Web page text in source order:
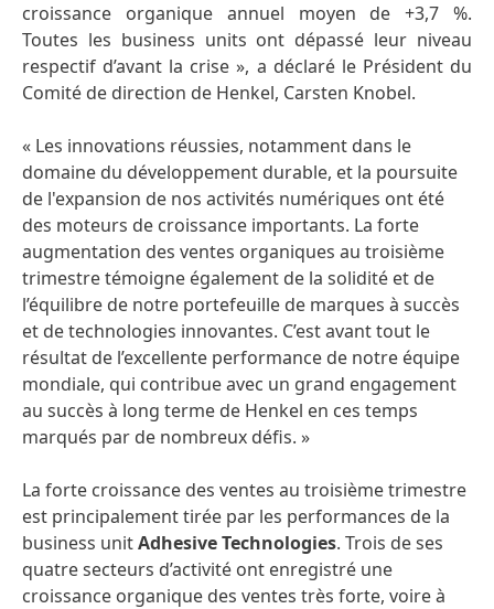
croissance organique annuel moyen de +3,7 %.
Toutes les business units ont dépassé leur niveau
respectif d’avant la crise », a déclaré le Président du
Comité de direction de Henkel, Carsten Knobel.
« Les innovations réussies, notamment dans le
domaine du développement durable, et la poursuite
de l'expansion de nos activités numériques ont été
des moteurs de croissance importants. La forte
augmentation des ventes organiques au troisième
trimestre témoigne également de la solidité et de
l’équilibre de notre portefeuille de marques à succès
et de technologies innovantes. C’est avant tout le
résultat de l’excellente performance de notre équipe
mondiale, qui contribue avec un grand engagement
au succès à long terme de Henkel en ces temps
marqués par de nombreux défis. »
La forte croissance des ventes au troisième trimestre
est principalement tirée par les performances de la
business unitAdhesive Technologies. Trois de ses
quatre secteurs d’activité ont enregistré une
croissance organique des ventes très forte, voire à